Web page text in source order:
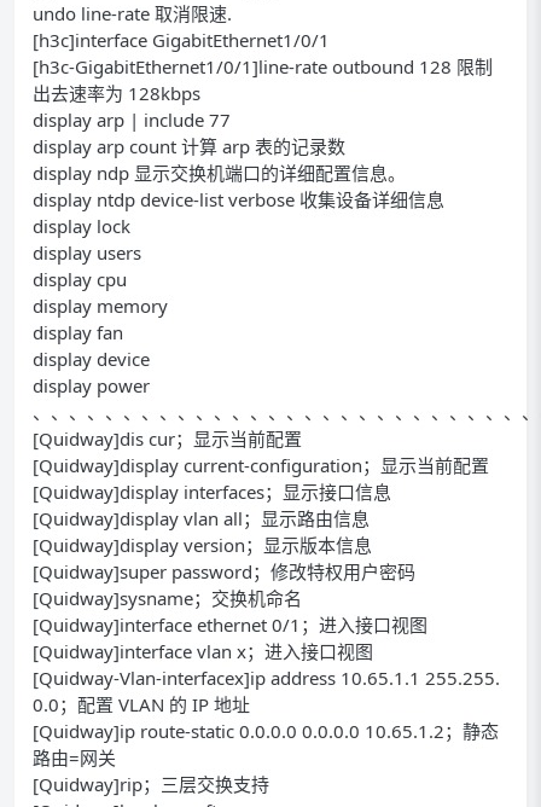
undo line-rate 取消限速.
[h3c]interface GigabitEthernet1/0/1
[h3c-GigabitEthernet1/0/1]line-rate outbound 128 限制
出去速率为 128kbps
display arp | include 77
display arp count 计算 arp 表的记录数
display ndp 显示交换机端口的详细配置信息。
display ntdp device-list verbose 收集设备详细信息
display lock
display users
display cpu
display memory
display fan
display device
display power
、、、、、、、、、、、、、、、、、、、、、、、、、、、
[Quidway]dis cur；显示当前配置
[Quidway]display current-configuration；显示当前配置
[Quidway]display interfaces；显示接口信息
[Quidway]display vlan all；显示路由信息
[Quidway]display version；显示版本信息
[Quidway]super password；修改特权用户密码
[Quidway]sysname；交换机命名
[Quidway]interface ethernet 0/1；进入接口视图
[Quidway]interface vlan x；进入接口视图
[Quidway-Vlan-interfacex]ip address 10.65.1.1 255.255.
0.0；配置 VLAN 的 IP 地址
[Quidway]ip route-static 0.0.0.0 0.0.0.0 10.65.1.2；静态
路由=网关
[Quidway]rip；三层交换支持